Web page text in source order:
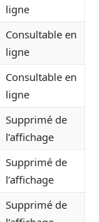
ligne
Consultable en
ligne
Consultable en
ligne
Supprimé de
l’affichage
Supprimé de
l’affichage
Supprimé de